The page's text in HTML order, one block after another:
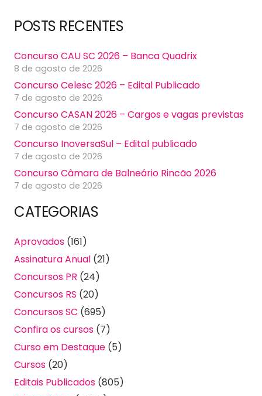
POSTS RECENTES
Concurso CAU SC 2026 – Banca Quadrix
8 de agosto de 2026
Concurso Celesc 2026 – Edital Publicado
7 de agosto de 2026
Concurso CASAN 2026 – Cargos e vagas previstas
7 de agosto de 2026
Concurso InoversaSul – Edital publicado
7 de agosto de 2026
Concurso Câmara de Balneário Rincão 2026
7 de agosto de 2026
CATEGORIAS
Aprovados (161)
Assinatura Anual (21)
Concursos PR (24)
Concursos RS (20)
Concursos SC (695)
Confira os cursos (7)
Curso em Destaque (5)
Cursos (20)
Editais Publicados (805)